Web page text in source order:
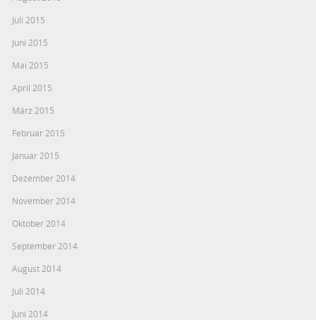
Juli 2015
Juni 2015
Mai 2015
April 2015
März 2015
Februar 2015
Januar 2015
Dezember 2014
November 2014
Oktober 2014
September 2014
August 2014
Juli 2014
Juni 2014